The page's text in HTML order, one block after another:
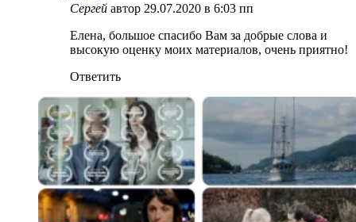
Сергей автор 29.07.2020 в 6:03 пп
Елена, большое спасибо Вам за добрые слова и
высокую оценку моих материалов, очень приятно!
Ответить